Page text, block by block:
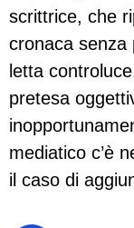
scrittrice, che
cronaca senza
letta
pretesa
mediatico c’è
il caso di